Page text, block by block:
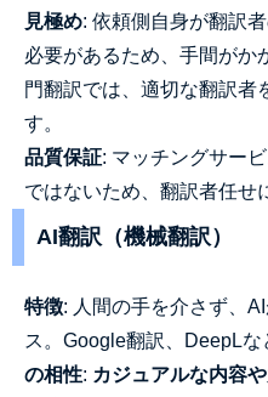
見極め: 依頼側自身が翻訳
必要があるため、手間がか
門翻訳では、適切な翻訳者
す。
品質保証: マッチングサー
ではないため、翻訳者任せ
AI翻訳（機械翻訳）
特徴: 人間の手を介さず、
ス。Google翻訳、DeepLな
の相性: カジュアルな内容